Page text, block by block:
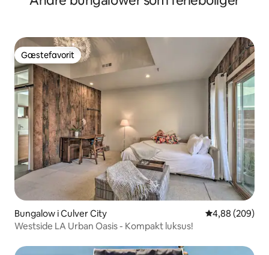
Gæstefavorit
Gæstefavorit
Bungalow i Culver City 4,88 ud af 5 i
4,88 (209)
Westside LA Urban Oasis - Kompakt luksus!